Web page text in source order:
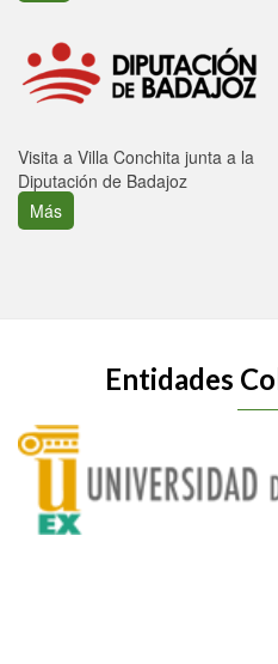
Visita a Villa Conchita junta a la
Diputación de Badajoz
Más
Entidades